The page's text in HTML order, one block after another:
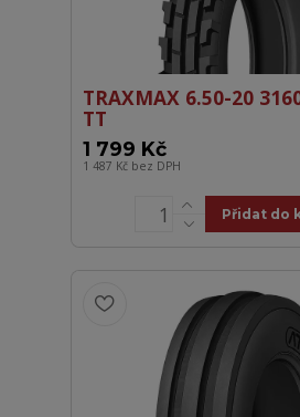
TRAXMAX 6.50-20
TT
1 799 Kč
1 487 Kč bez DPH
Přidat do